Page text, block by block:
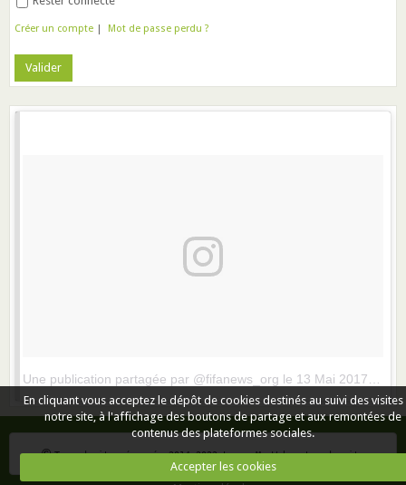
Créer un compte | Mot de passe perdu ?
Une publication partagée par @fifanews_org le 13 Mai 2017 à 10h17 PDT
© Tous droits réservés 2014-2022 Lucas M. Webmaster du site
En cliquant vous acceptez le dépôt de cookies destinés au suivi des visites
notre site, à l'affichage des boutons de partage et aux remontées de
contenus des plateformes sociales.
Accepter les cookies